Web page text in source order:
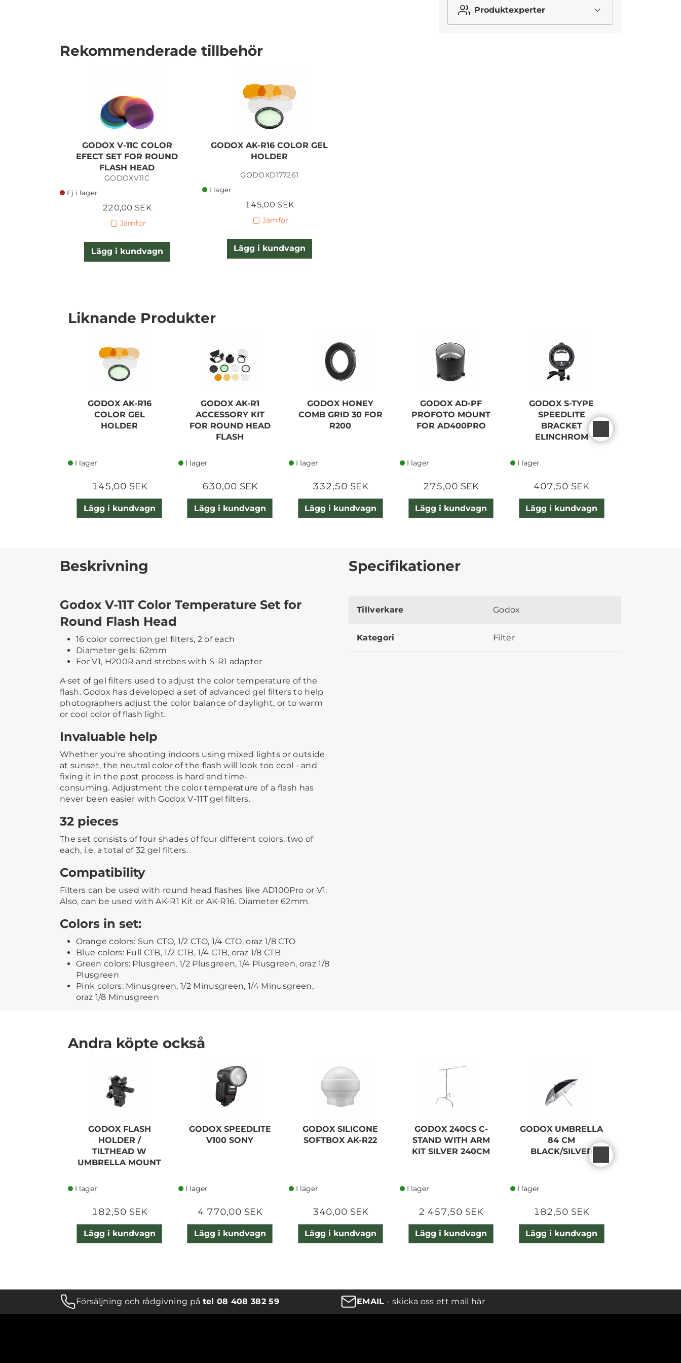
TRIGGER TRANSMITTER
Produktexperter
Rekommenderade tillbehör
GODOX V-11C COLOR
EFECT SET FOR ROUND
FLASH HEAD
GODOXV11C
Ej i lager
220,00 SEK
Jämför
Lägg i kundvagn
GODOX AK-R16 COLOR GEL
HOLDER
GODOXD177261
I lager
145,00 SEK
Jämför
Lägg i kundvagn
Liknande Produkter
GODOX AK-R16
COLOR GEL
HOLDER
I lager
145,00 SEK
Lägg i kundvagn
GODOX AK-R1
ACCESSORY KIT
FOR ROUND HEAD
FLASH
I lager
630,00 SEK
Lägg i kundvagn
GODOX HONEY
COMB GRID 30 FOR
R200
I lager
332,50 SEK
Lägg i kundvagn
GODOX AD-PF
PROFOTO MOUNT
FOR AD400PRO
I lager
275,00 SEK
Lägg i kundvagn
GODOX S-TYPE
SPEEDLITE
BRACKET
ELINCHROM
I lager
407,50 SEK
Lägg i kundvagn
Beskrivning
Godox V-11T Color Temperature Set for
Round Flash Head
16 color correction gel filters, 2 of each
Diameter gels: 62mm
For V1, H200R and strobes with S-R1 adapter
A set of gel filters used to adjust the color temperature of the
flash. Godox has developed a set of advanced gel filters to help
photographers adjust the color balance of daylight, or to warm
or cool color of flash light.
Invaluable help
Whether you're shooting indoors using mixed lights or outside
at sunset, the neutral color of the flash will look too cool - and
fixing it in the post process is hard and time-
consuming. Adjustment the color temperature of a flash has
never been easier with Godox V-11T gel filters.
32 pieces
The set consists of four shades of four different colors, two of
each, i.e. a total of 32 gel filters.
Compatibility
Filters can be used with round head flashes like AD100Pro or V1.
Also, can be used with AK-R1 Kit or AK-R16. Diameter 62mm.
Colors in set:
Orange colors: Sun CTO, 1/2 CTO, 1/4 CTO, oraz 1/8 CTO
Blue colors: Full CTB, 1/2 CTB, 1/4 CTB, oraz 1/8 CTB
Green colors: Plusgreen, 1/2 Plusgreen, 1/4 Plusgreen, oraz 1/8
Plusgreen
Pink colors: Minusgreen, 1/2 Minusgreen, 1/4 Minusgreen,
oraz 1/8 Minusgreen
Specifikationer
Tillverkare Godox
Kategori Filter
Andra köpte också
GODOX FLASH
HOLDER /
TILTHEAD W
UMBRELLA MOUNT
I lager
182,50 SEK
Lägg i kundvagn
GODOX SPEEDLITE
V100 SONY
I lager
4 770,00 SEK
Lägg i kundvagn
GODOX SILICONE
SOFTBOX AK-R22
I lager
340,00 SEK
Lägg i kundvagn
GODOX 240CS C-
STAND WITH ARM
KIT SILVER 240CM
I lager
2 457,50 SEK
Lägg i kundvagn
GODOX UMBRELLA
84 CM
BLACK/SILVER
I lager
182,50 SEK
Lägg i kundvagn
Försäljning och rådgivning på tel 08 408 382 59 EMAIL - skicka oss ett mail här